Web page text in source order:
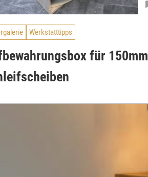
Werkstatttipps
für 150mm